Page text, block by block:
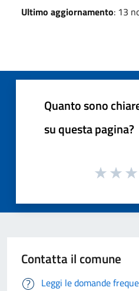
Ultimo aggiornamento: 13
Quanto sono
su questa pagina?
Contatta il comune
Leggi le domande